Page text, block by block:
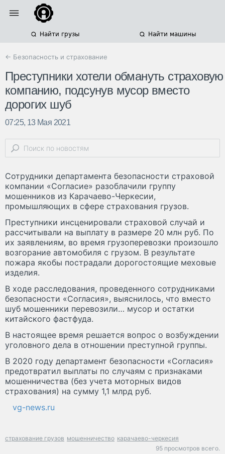
Найти грузы Найти машины
← Безопасность и страхование
Преступники хотели обмануть страховую
компанию, подсунув мусор вместо
дорогих шуб
07:25, 13 Мая 2021
Сотрудники департамента безопасности страховой
компании «Согласие» разоблачили группу
мошенников из Карачаево-Черкесии,
промышляющих в сфере страхования грузов.
Преступники инсценировали страховой случай и
рассчитывали на выплату в размере 20 млн руб. По
их заявлениям, во время грузоперевозки произошло
возгорание автомобиля с грузом. В результате
пожара якобы пострадали дорогостоящие меховые
изделия.
В ходе расследования, проведенного сотрудниками
безопасности «Согласия», выяснилось, что вместо
шуб мошенники перевозили… мусор и остатки
китайского фастфуда.
В настоящее время решается вопрос о возбуждении
уголовного дела в отношении преступной группы.
В 2020 году департамент безопасности «Согласия»
предотвратил выплаты по случаям с признаками
мошенничества (без учета моторных видов
страхования) на сумму 1,1 млрд руб.
vg-news.ru
страхование грузов мошенничество карачаево-черкесия
95 просмотров всего.